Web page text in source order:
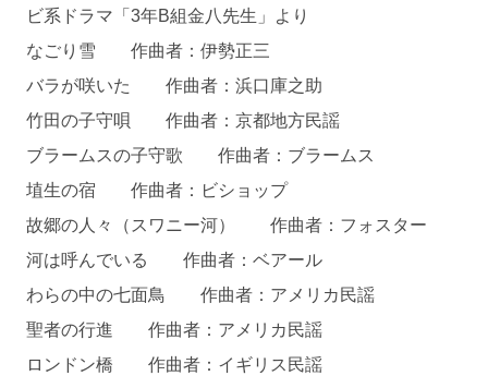
ビ系ドラマ「3年B組金八先生」より
なごり雪 作曲者：伊勢正三
バラが咲いた 作曲者：浜口庫之助
竹田の子守唄 作曲者：京都地方民謡
ブラームスの子守歌 作曲者：ブラームス
埴生の宿 作曲者：ビショップ
故郷の人々（スワニー河） 作曲者：フォスター
河は呼んでいる 作曲者：ベアール
わらの中の七面鳥 作曲者：アメリカ民謡
聖者の行進 作曲者：アメリカ民謡
ロンドン橋 作曲者：イギリス民謡